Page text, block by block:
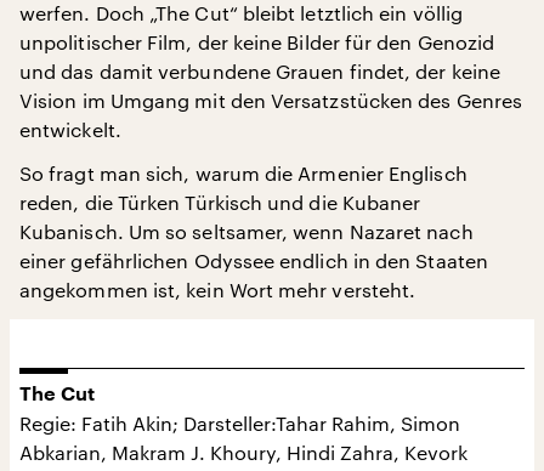
werfen. Doch „The Cut“ bleibt letztlich ein völlig
unpolitischer Film, der keine Bilder für den Genozid
und das damit verbundene Grauen findet, der keine
Vision im Umgang mit den Versatzstücken des Genres
entwickelt.
So fragt man sich, warum die Armenier Englisch
reden, die Türken Türkisch und die Kubaner
Kubanisch. Um so seltsamer, wenn Nazaret nach
einer gefährlichen Odyssee endlich in den Staaten
angekommen ist, kein Wort mehr versteht.
The Cut
Regie: Fatih Akin; Darsteller:Tahar Rahim, Simon
Abkarian, Makram J. Khoury, Hindi Zahra, Kevork